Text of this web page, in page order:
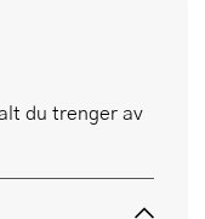
du trenger av